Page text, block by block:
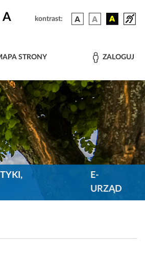
A kontrast:
STRONY ZALOGUJ
E-
URZĄD